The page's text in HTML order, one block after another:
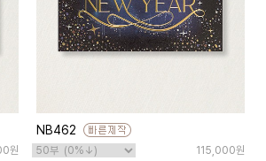
원
NB462
115,000원